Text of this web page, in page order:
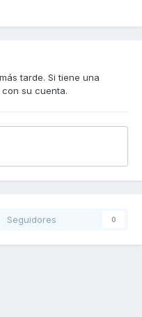
tarde. Si tiene una
su cuenta.
Seguidores 0